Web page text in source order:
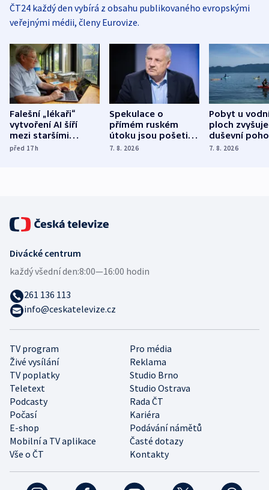
ČT24 každý den vybírá z obsahu publikovaného evropskými
veřejnými médii, členy Eurovize.
Falešní „lékaři“
vytvoření AI šíří
mezi staršími
Poláky nebezpečné
před 17h
Spekulace o
přímém ruském
útoku jsou pošetilé,
míní estonský
7. 8. 2026
Pobyt u
ploch zvyšuje
duševní
ukázala
7. 8. 2026
TV program
Pro média
Živé vysílání
Reklama
TV poplatky
Studio Brno
Teletext
Studio Ostrava
Podcasty
Rada ČT
Počasí
Kariéra
E-shop
Podávání námětů
Mobilní a TV aplikace
Časté dotazy
Vše o ČT
Kontakty
Divácké centrum
každý všední den:8:00—16:00 hodin
261 136 113
info@ceskatelevize.cz